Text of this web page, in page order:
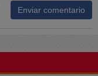
Enviar comentario